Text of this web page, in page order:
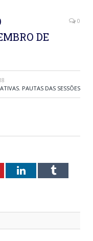
DE
0
, PAUTAS DAS SESSÕES
LinkedInTumblr